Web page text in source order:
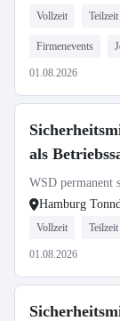
Vollzeit Teilzeit
Firmenevents
01.08.2026
als
WSD permanent
Hamburg
Vollzeit Teilzeit
01.08.2026